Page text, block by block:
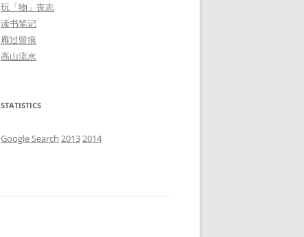
玩「物」丧志
读书笔记
雁过留痕
高山流水
STATISTICS
Google Search 20132014